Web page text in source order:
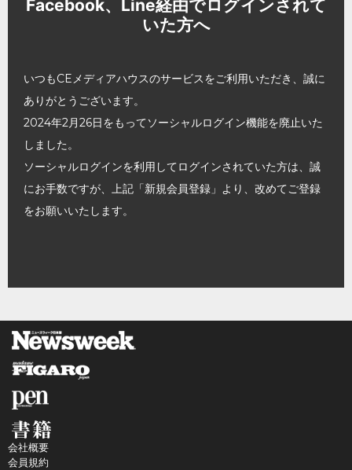
Facebook、Line経由でログインされて
いた方へ
いつもCEメディアハウスのサービスをご利用いただき、誠に
ありがとうございます。
2024年2月26日をもってソーシャルログイン機能を廃止いた
しました。
ソーシャルログインを利用してログインされていた方は、誠
にお手数ですが、上記「新規会員登録」より、改めてご登録
をお願いいたします。
会社概要
会員規約